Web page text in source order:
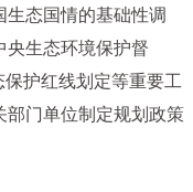
态国情的基础性调
央生态环境保护督
护红线划定等重要工
部门单位制定规划政策